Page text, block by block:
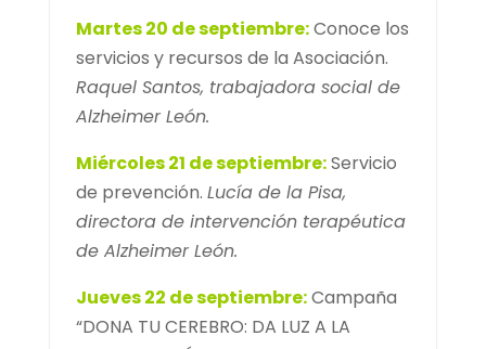
Martes 20 de septiembre:Conoce los
servicios y recursos de la Asociación.
Raquel Santos, trabajadora social de
Alzheimer León.
Miércoles 21 de septiembre:Servicio
de prevención. Lucía de la Pisa,
directora de intervención terapéutica
de Alzheimer León.
Jueves 22 de septiembre:Campaña
“DONA TU CEREBRO: DA LUZ A LA